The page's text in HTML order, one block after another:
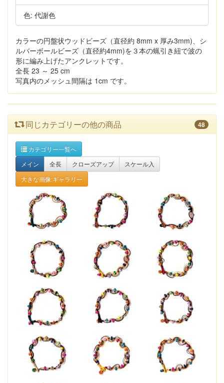
色: 代謝色
カラーの円盤状ウッドビーズ（直径約 8mm x 厚み3mm)、シ
ルバーボールビーズ（直径約4mm)を３本の蝋引き紐で波の
形に編み上げたアンクレットです。
全長 23 ～ 25 cm
写真内のメッシュ間隔は 1cm です。
同じカテゴリーの他の商品 48
カテゴリー一覧へ
メイン
全長 クローズアップ
スケール入
大きな画像:ギャラリー